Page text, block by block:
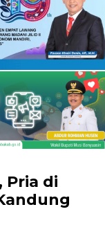
Pria di